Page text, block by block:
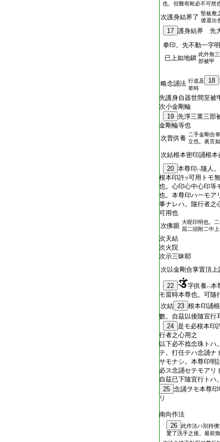
也。但難有歟必不可然
次護身結界了 堅板敷
後退出
17 護身結界 先
拳印。先不動一字明
已上如地鎭 此外無三
部被甲
略念誦法 行道及 18
草時
先護身自器世間至被
次小金剛輪
19 先淨三業三部
金剛輪等也
次普供養 二手金剛合
立也。眞言
次結根本密印誦根本
20 本尊印ハ隨人
根本印許ヲ可用トモ
也。心印心中心印等
也。本尊印ハ一モア
事ナレハ。隨行者之
可用也
次佛眼 大呪印明也。
屈二頭附二中
次天結
次火院
次示三昧耶
次以金剛合掌置頂上
22 字供養ハ本
モ當時本尊也。可隨
次結 23 根本印誦
數。自茲以後隨宜行
24 是モ必根本印
行者之心用之
以下必不捻念珠トハ
テ。打任テハ念誦ナ
サモナシ。本尊印明
必ス念誦セテモアリ
自茲已下隨宜行トハ
25 念誦ヲモ本尊
リ
南向作法
26
此作法ハ別持
驚了洗手之後。最前